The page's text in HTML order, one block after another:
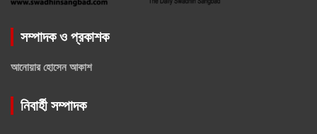
সম্পাদক ও প্রকাশক
আনোয়ার হোসেন আকাশ
নিবার্হী সম্পাদক